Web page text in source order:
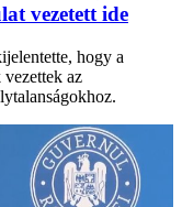
vezetett ide
hogy a
vezettek az